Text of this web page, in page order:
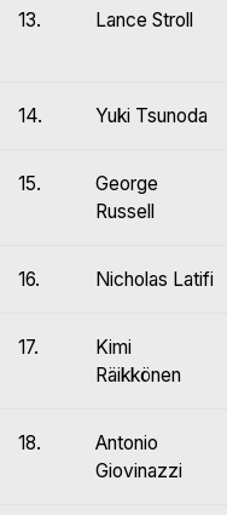
13. Lance Stroll
14. Yuki Tsunoda
15.
George
Russell
16. Nicholas Latifi
17.
Kimi
Räikkönen
18.
Antonio
Giovinazzi